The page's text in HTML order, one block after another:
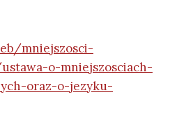
mniejszosci-
o-mniejszosciach-
oraz-o-jezyku-